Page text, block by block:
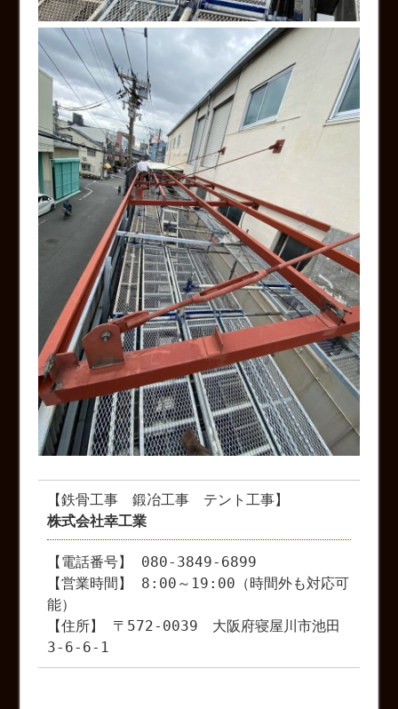
【鉄骨工事 鍛冶工事 テント工事】
株式会社幸工業
【電話番号】 080-3849-6899
【営業時間】 8:00～19:00（時間外も対応可
能）
【住所】 〒572-0039 大阪府寝屋川市池田
3-6-6-1